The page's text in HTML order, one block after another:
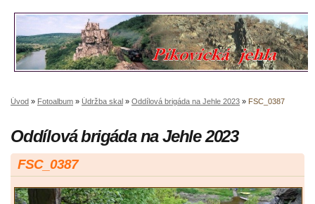
Úvod » Fotoalbum » Údržba skal » Oddílová brigáda na Jehle 2023 » FSC_0387
Oddílová brigáda na Jehle 2023
FSC_0387